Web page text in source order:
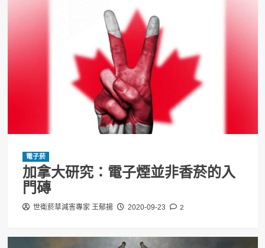
電子菸
加拿大研究：電子煙並非香菸的入
門磚
世衛菸草減害專家 王郁揚 2020-09-23 2